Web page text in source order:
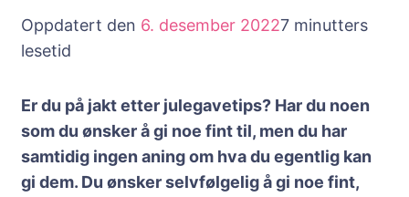
Oppdatert den 6. desember 20227 minutters
lesetid
Er du på jakt etter julegavetips? Har du noen
som du ønsker å gi noe fint til, men du har
samtidig ingen aning om hva du egentlig kan
gi dem. Du ønsker selvfølgelig å gi noe fint,